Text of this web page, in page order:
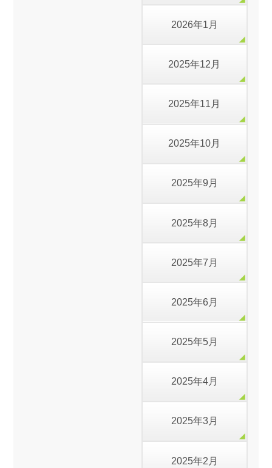
2026年1月
2025年12月
2025年11月
2025年10月
2025年9月
2025年8月
2025年7月
2025年6月
2025年5月
2025年4月
2025年3月
2025年2月